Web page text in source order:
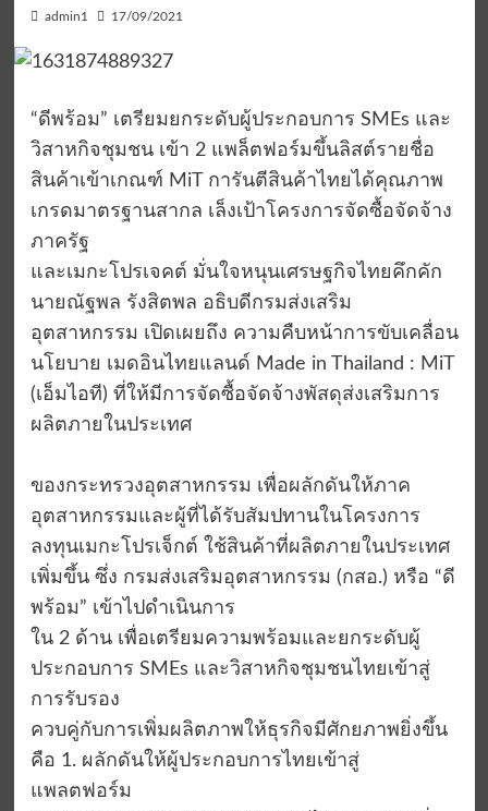
admin1 17/09/2021
“ดีพร้อม” เตรียมยกระดับผู้ประกอบการ SMEs และ
วิสาหกิจชุมชน เข้า 2 แพล็ตฟอร์มขึ้นลิสต์รายชื่อ
สินค้าเข้าเกณฑ์ MiT การันตีสินค้าไทยได้คุณภาพ
เกรดมาตรฐานสากล เล็งเป้าโครงการจัดซื้อจัดจ้าง
ภาครัฐ
และเมกะโปรเจคต์ มั่นใจหนุนเศรษฐกิจไทยคึกคัก
นายณัฐพล รังสิตพล อธิบดีกรมส่งเสริม
อุตสาหกรรม เปิดเผยถึง ความคืบหน้าการขับเคลื่อน
นโยบาย เมดอินไทยแลนด์ Made in Thailand : MiT
(เอ็มไอที) ที่ให้มีการจัดซื้อจัดจ้างพัสดุส่งเสริมการ
ผลิตภายในประเทศ
ของกระทรวงอุตสาหกรรม เพื่อผลักดันให้ภาค
อุตสาหกรรมและผู้ที่ได้รับสัมปทานในโครงการ
ลงทุนเมกะโปรเจ็กต์ ใช้สินค้าที่ผลิตภายในประเทศ
เพิ่มขึ้น ซึ่ง กรมส่งเสริมอุตสาหกรรม (กสอ.) หรือ “ดี
พร้อม” เข้าไปดำเนินการ
ใน 2 ด้าน เพื่อเตรียมความพร้อมและยกระดับผู้
ประกอบการ SMEs และวิสาหกิจชุมชนไทยเข้าสู่
การรับรอง
ควบคู่กับการเพิ่มผลิตภาพให้ธุรกิจมีศักยภาพยิ่งขึ้น
คือ 1. ผลักดันให้ผู้ประกอบการไทยเข้าสู่
แพลตฟอร์ม